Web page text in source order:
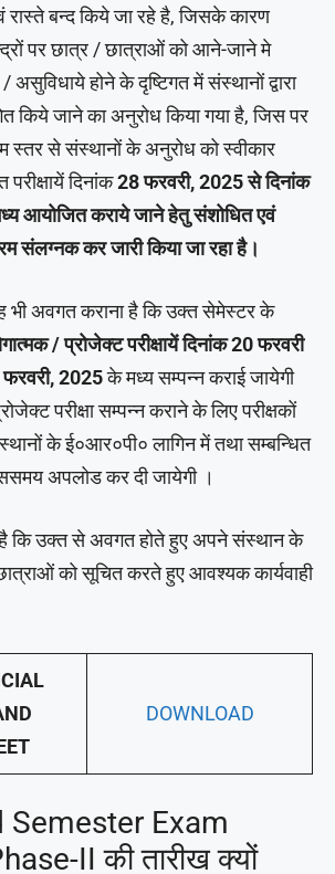
रास्ते बन्द किये जा रहे है, जिसके कारण
पर छात्र / छात्राओं को आने-जाने मे
होने के दृष्टिगत में संस्थानों द्वारा
किये जाने का अनुरोध किया गया है, जिस पर
स्तर से संस्थानों के अनुरोध को स्वीकार
दिनांक28 फरवरी, 2025 से दिनांक
आयोजित कराये जाने हेतु संशोधित एवं
संलग्नक कर जारी किया जा रहा है।
भी अवगत कराना है कि उक्त सेमेस्टर के
/ प्रोजेक्ट परीक्षायें दिनांक 20 फरवरी
2025के मध्य सम्पन्न कराई जायेगी
परीक्षा सम्पन्न कराने के लिए परीक्षकों
के ई०आर०पी० लागिन में तथा सम्बन्धित
अपलोड कर दी जायेगी ।
कि उक्त से अवगत होते हुए अपने संस्थान के
को सूचित करते हुए आवश्यक कार्यवाही
DOWNLOAD
Semester Exam
II की तारीख क्यों